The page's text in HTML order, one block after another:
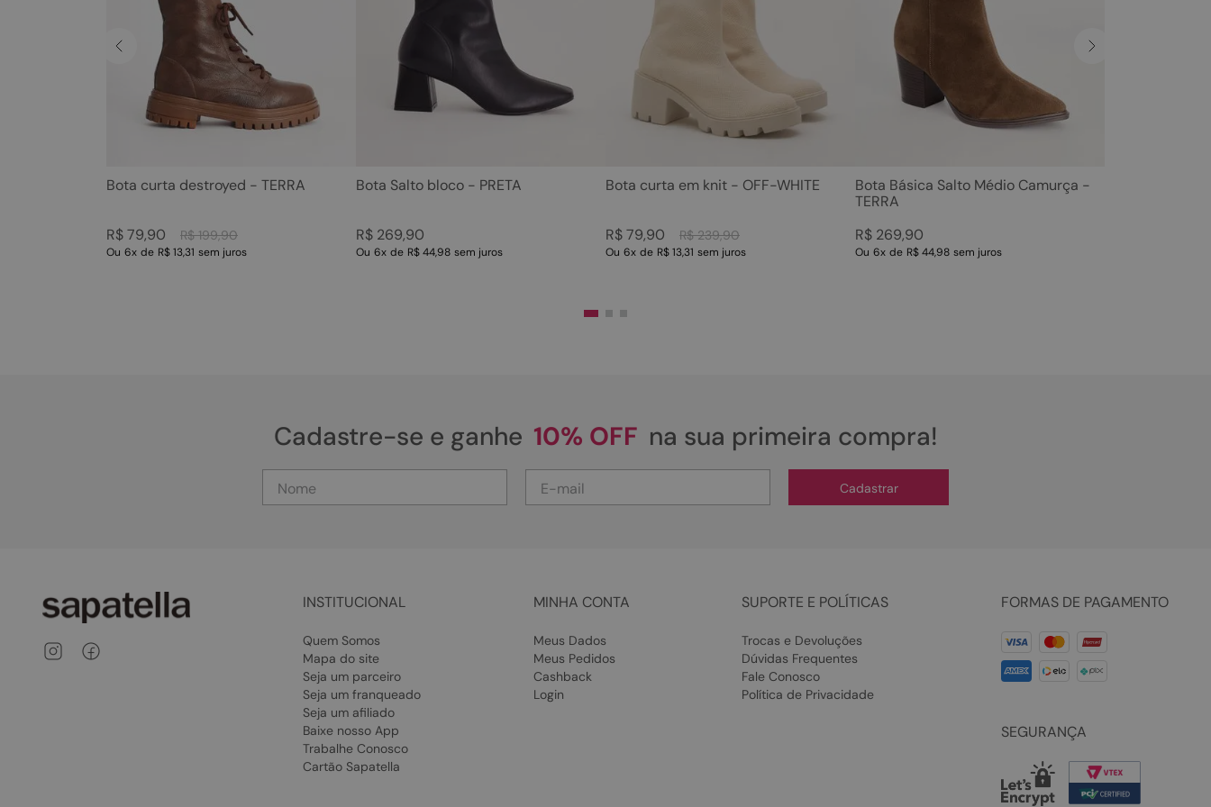
Bota curta destroyed - TERRA
R$ 199,90
R$79,90
Ou 6x de R$ 13,31 sem juros
Bota Salto bloco - PRETA
R$ 269,90
Ou 6x de R$ 44,98 sem juros
Bota curta em knit - OFF-WHITE
R$ 239,90
R$79,90
Ou 6x de R$ 13,31 sem juros
Bota Básica Salto Médio Camurça -
TERRA
R$ 269,90
Ou 6x de R$ 44,98 sem juros
Cadastre-se e ganhe 10% OFF na sua primeira compra!
Cadastrar
INSTITUCIONAL
Quem Somos
Mapa do site
Seja um parceiro
Seja um franqueado
Seja um afiliado
Baixe nosso App
Trabalhe Conosco
Cartão Sapatella
MINHA CONTA
Meus Dados
Meus Pedidos
Cashback
Login
SUPORTE E POLÍTICAS
Trocas e Devoluções
Dúvidas Frequentes
Fale Conosco
Política de Privacidade
FORMAS DE PAGAMENTO
SEGURANÇA
rasteira
tamanco
bolsa
sapatilha